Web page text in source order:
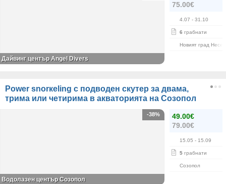
75.00€
4.07 - 31.10
6 грабнати
Новият град
Дайвинг център Angel Divers
Power snorкeling с подводен скутер за двама,
трима или четирима в акваторията на Созопол
49.00€
79.00€
15.05 - 15.09
5 грабнати
Созопол
-38%
Водолазен център Созопол